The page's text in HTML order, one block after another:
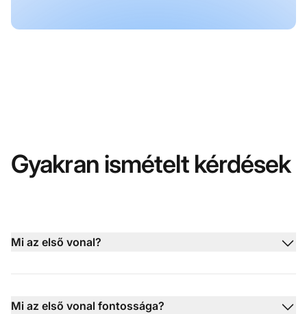
Gyakran ismételt kérdések
Mi az első vonal?
Mi az első vonal fontossága?